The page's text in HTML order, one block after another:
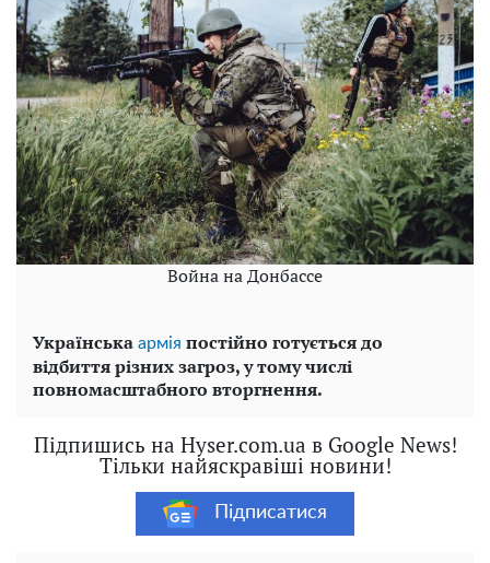
Война на Донбассе
Українська армія постійно готується до
відбиття різних загроз, у тому числі
повномасштабного вторгнення.
Підпишись на Hyser.com.ua в Google News!
Тільки найяскравіші новини!
Підписатися